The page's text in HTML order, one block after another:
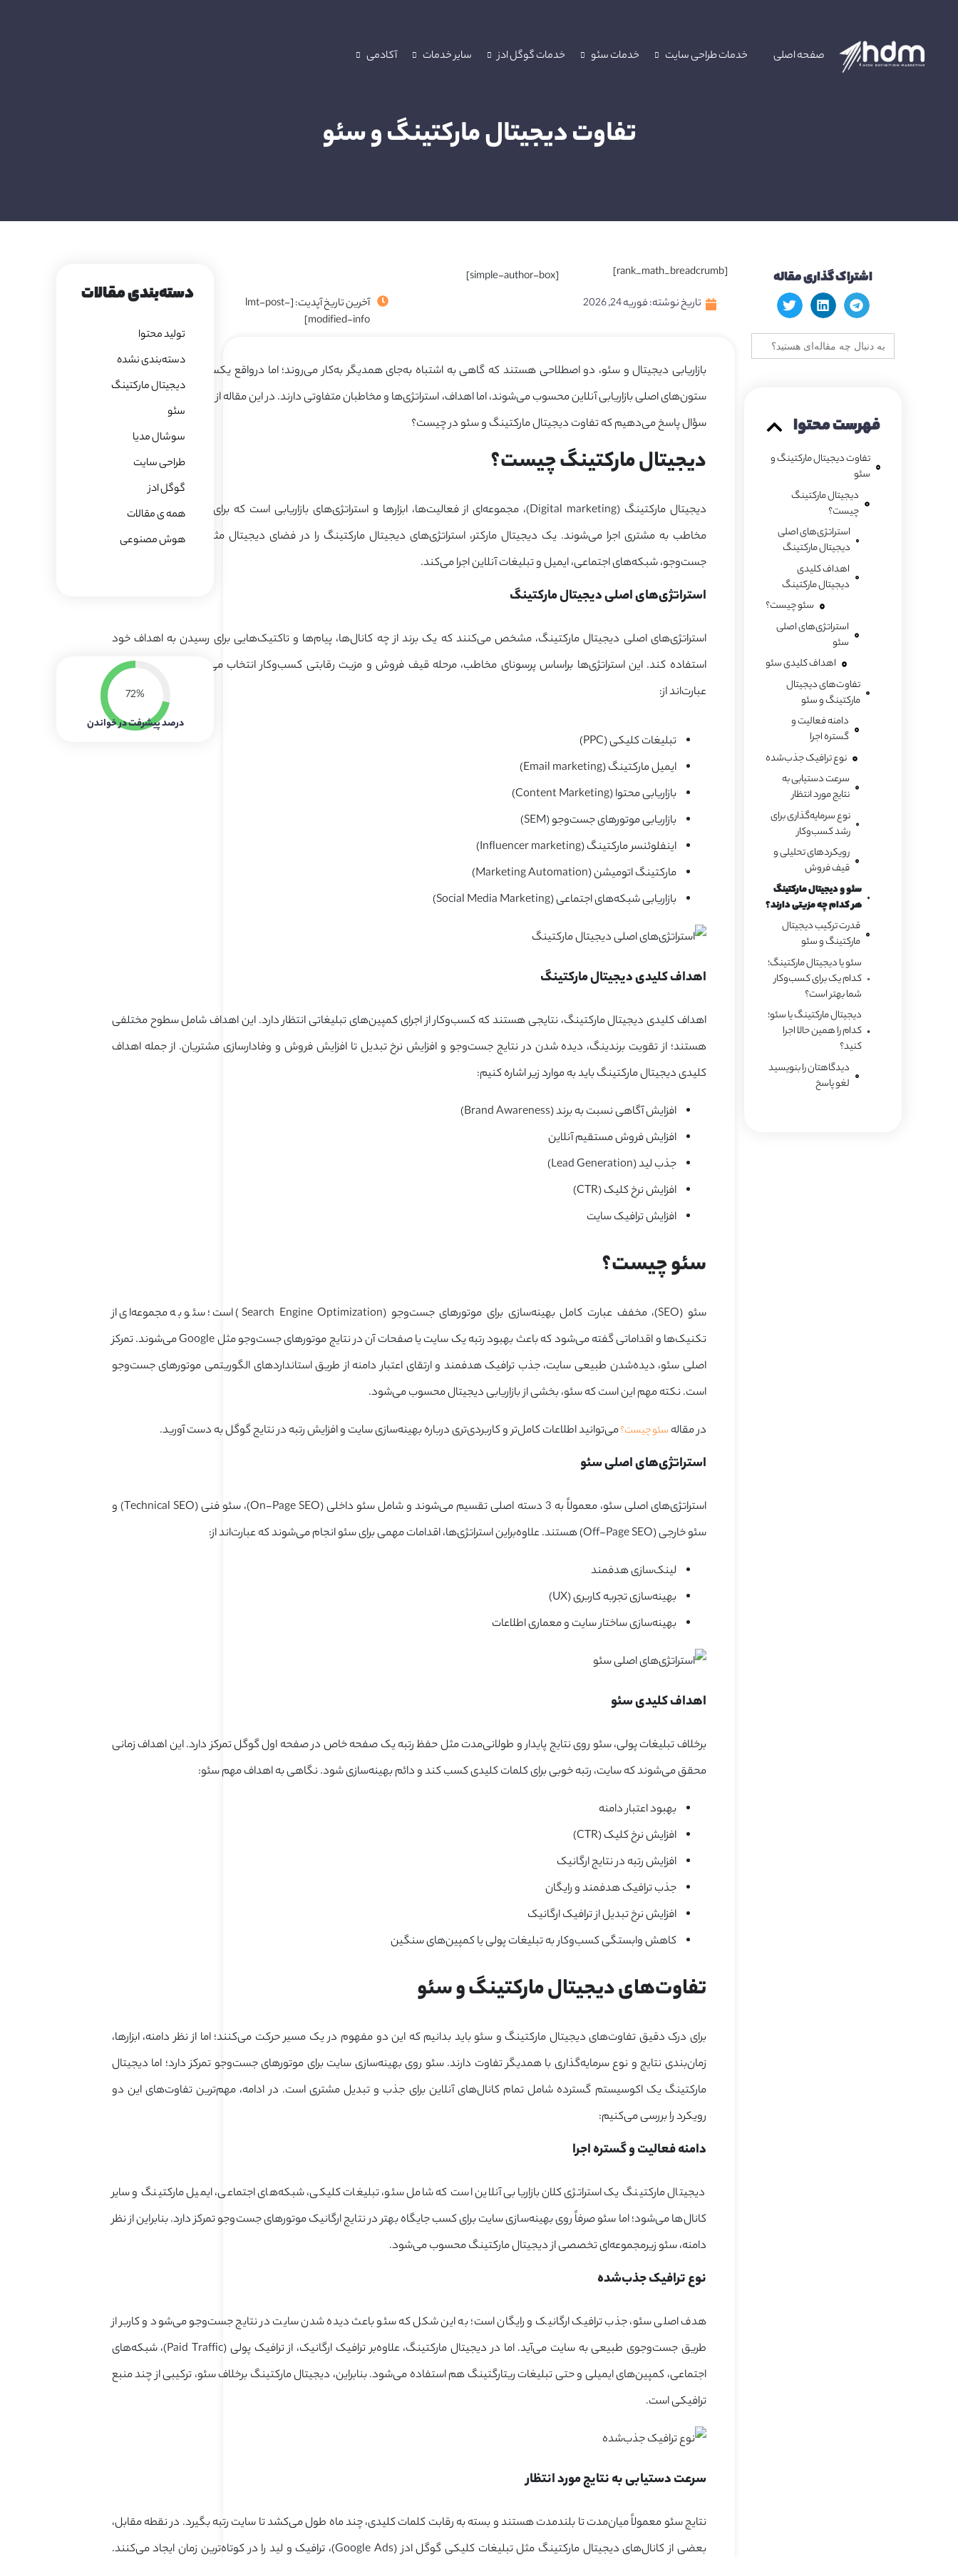
صفحه اصلی خدمات طراحی سایت خدمات سئو خدمات گوگل ادز سایر خدمات آکادمی
تفاوت دیجیتال مارکتینگ و سئو
اشتراک گذاری مقاله
جستجو
برای:
فهرست محتوا
تفاوت دیجیتال مارکتینگ و
سئو
دیجیتال مارکتینگ
چیست؟
استراتژی‌های اصلی
دیجیتال مارکتینگ
اهداف کلیدی
دیجیتال مارکتینگ
سئو چیست؟
استراتژی‌های اصلی
سئو
اهداف کلیدی سئو
تفاوت‌های دیجیتال
مارکتینگ و سئو
دامنه فعالیت و
گستره اجرا
نوع ترافیک جذب‌شده
سرعت دستیابی به
نتایج مورد انتظار
نوع سرمایه‌گذاری برای
رشد کسب‌وکار
رویکردهای تحلیلی و
قیف فروش
سئو و دیجیتال مارکتینگ
هر کدام چه مزیتی دارند؟
قدرت ترکیب دیجیتال
مارکتینگ و سئو
سئو یا دیجیتال مارکتینگ؛
کدام یک برای کسب‌وکار
شما بهتر است؟
دیجیتال مارکتینگ یا سئو؛
کدام را همین حالا اجرا
کنید؟
دیدگاهتان را بنویسید
لغو پاسخ
[rank_math_breadcrumb]
تاریخ نوشته:فوریه 24, 2026
[simple-author-box]
آخرین تاریخ آپدیت: [lmt-post-
modified-info]
بازاریابی دیجیتال و سئو، دو اصطلاحی هستند که گاهی به اشتباه به‌جای همدیگر به‌کار می‌روند؛ اما درواقع یکسان نیستند. هر دو جزو
ستون‌های اصلی بازاریابی آنلاین محسوب می‌شوند، اما اهداف، استراتژی‌ها و مخاطبان متفاوتی دارند. در این مقاله از
سؤال پاسخ می‌دهیم که تفاوت دیجیتال مارکتینگ و سئو در چیست؟
دیجیتال مارکتینگ چیست؟
دیجیتال مارکتینگ (Digital marketing)، مجموعه‌ای از فعالیت‌ها، ابزارها و استراتژی‌های بازاریابی است که برای جذب، تعامل و تبدیل
مخاطب به مشتری اجرا می‌شوند. یک دیجیتال مارکتر، استراتژی‌های دیجیتال مارکتینگ را در فضای دیجیتال مثل وب‌سایت، موتورهای
جست‌وجو، شبکه‌های اجتماعی، ایمیل و تبلیغات آنلاین اجرا می‌کند.
استراتژی‌های اصلی دیجیتال مارکتینگ
استراتژی‌های اصلی دیجیتال مارکتینگ، مشخص می‌کنند که یک برند از چه کانال‌ها، پیام‌ها و تاکتیک‌هایی برای رسیدن به اهداف خود
استفاده کند. این استراتژی‌ها براساس پرسونای مخاطب، مرحله قیف فروش و مزیت رقابتی کسب‌وکار انتخاب می‌شوند و مهم‌ترین‌شان
عبارت‌اند از:
تبلیغات کلیکی (PPC)
ایمیل مارکتینگ (Email marketing)
بازاریابی محتوا (Content Marketing)
بازاریابی موتورهای جست‌وجو (SEM)
اینفلوئنسر مارکتینگ (Influencer marketing
)
مارکتینگ اتومیشن (Marketing Automation
)
بازاریابی شبکه‌های اجتماعی (Social Media Marketing
)
اهداف کلیدی دیجیتال مارکتینگ
اهداف کلیدی دیجیتال مارکتینگ، نتایجی هستند که کسب‌وکار از اجرای کمپین‌های تبلیغاتی انتظار دارد. این اهداف شامل سطوح مختلفی
هستند؛ از تقویت برندینگ، دیده شدن در نتایج جست‌وجو و افزایش نرخ تبدیل تا افزایش فروش و وفادارسازی مشتریان. از جمله اهداف
کلیدی دیجیتال مارکتینگ باید به موارد زیر اشاره کنیم:
افزایش آگاهی نسبت به برند (Brand Awareness
)
افزایش فروش مستقیم آنلاین
جذب لید (Lead Generation)
افزایش نرخ کلیک (CTR)
افزایش ترافیک سایت
سئو چیست؟
سئو (SEO)، مخفف عبارت کامل بهینه‌سازی برای موتورهای جست‌وجو (Search Engine Optimization ) است؛ سئو به مجموعه‌ای از
تکنیک‌ها و اقداماتی گفته می‌شود که باعث بهبود رتبه یک سایت یا صفحات آن در نتایج موتورهای جست‌وجو مثل Google می‌شوند. تمرکز
اصلی سئو، دیده‌شدن طبیعی سایت، جذب ترافیک هدفمند و ارتقای اعتبار دامنه از طریق استانداردهای الگوریتمی موتورهای جست‌وجو
است. نکته مهم این است که سئو، بخشی از بازاریابی دیجیتال محسوب می‌شود.
در مقاله سئو چیست؟می‌توانید اطلاعات کامل‌تر و کاربردی‌تری درباره بهینه‌سازی سایت و افزایش رتبه در نتایج گوگل به دست آورید.
استراتژی‌های اصلی سئو
استراتژی‌های اصلی سئو، معمولاً به 3 دسته اصلی تقسیم می‌شوند و شامل سئو داخلی (On-Page SEO)، سئو فنی (Technical SEO) و
سئو خارجی (Off-Page SEO) هستند. علاوه‌بر‌این استراتژی‌ها، اقدامات مهمی برای سئو انجام می‌شوند که عبارت‌اند از:
لینک‌سازی هدفمند
بهینه‌سازی تجربه کاربری (UX)
بهینه‌سازی ساختار سایت و معماری اطلاعات
اهداف کلیدی سئو
برخلاف تبلیغات پولی، سئو روی نتایج پایدار و طولانی‌مدت مثل حفظ رتبه یک صفحه خاص در صفحه اول گوگل تمرکز دارد. این اهداف زمانی
محقق می‌شوند که سایت، رتبه خوبی برای کلمات کلیدی کسب کند و دائم بهینه‌سازی شود. نگاهی به اهداف مهم سئو:
بهبود اعتبار دامنه
افزایش نرخ کلیک (CTR)
افزایش رتبه در نتایج ارگانیک
جذب ترافیک هدفمند و رایگان
افزایش نرخ تبدیل از ترافیک ارگانیک
کاهش وابستگی کسب‌وکار به تبلیغات پولی یا کمپین‌های سنگین
تفاوت‌های دیجیتال مارکتینگ و سئو
برای درک دقیق تفاوت‌های دیجیتال مارکتینگ و سئو باید بدانیم که این دو مفهوم در یک مسیر حرکت می‌کنند؛ اما از نظر دامنه، ابزارها،
زمان‌بندی نتایج و نوع سرمایه‌گذاری با همدیگر تفاوت دارند. سئو روی بهینه‌سازی سایت برای موتورهای جست‌وجو تمرکز دارد؛ اما دیجیتال
مارکتینگ یک اکوسیستم گسترده شامل تمام کانال‌های آنلاین برای جذب و تبدیل مشتری است. در ادامه، مهم‌ترین تفاوت‌های این دو
رویکرد را بررسی می‌کنیم:
دامنه فعالیت و گستره اجرا
دیجیتال مارکتینگ یک استراتژی کلان بازاریابی آنلاین است که شامل سئو، تبلیغات کلیکی، شبکه‌های اجتماعی، ایمیل مارکتینگ و سایر
کانال‌ها می‌شود؛ اما سئو صرفاً روی بهینه‌سازی سایت برای کسب جایگاه بهتر در نتایج ارگانیک موتورهای جست‌وجو تمرکز دارد. بنابراین از نظر
دامنه، سئو زیرمجموعه‌ای تخصصی از دیجیتال مارکتینگ محسوب می‌شود.
نوع ترافیک جذب‌شده
هدف اصلی سئو، جذب ترافیک ارگانیک و رایگان است؛ به این شکل که سئو باعث دیده شدن سایت در نتایج جست‌وجو می‌شود و کاربر از
طریق جست‌وجوی طبیعی به سایت می‌آید. اما در دیجیتال مارکتینگ، علاوه‌بر ترافیک ارگانیک، از ترافیک پولی (Paid Traffic)، شبکه‌های
اجتماعی، کمپین‌های ایمیلی و حتی تبلیغات ریتارگتینگ هم استفاده می‌شود. بنابراین، دیجیتال مارکتینگ برخلاف سئو، ترکیبی از چند منبع
ترافیکی است.
سرعت دستیابی به نتایج مورد انتظار
نتایج سئو معمولاً میان‌مدت تا بلندمدت هستند و بسته به رقابت کلمات کلیدی، چند ماه طول می‌کشد تا سایت رتبه بگیرد. در نقطه مقابل،
بعضی از کانال‌های دیجیتال مارکتینگ مثل تبلیغات کلیکی گوگل ادز (Google Ads)، ترافیک و لید را در کوتاه‌ترین زمان ایجاد می‌کنند.
دسته‌بندی مقالات
تولید محتوا
دسته‌بندی نشده
دیجیتال مارکتینگ
سئو
سوشال مدیا
طراحی سایت
گوگل ادز
همه ی مقالات
هوش مصنوعی
72%
درصد پیشرفت در خواندن